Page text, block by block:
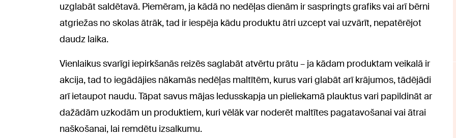
uzglabāt saldētavā. Piemēram, ja kādā no nedēļas dienām ir saspringts grafiks vai arī bērni
atgriežas no skolas ātrāk, tad ir iespēja kādu produktu ātri uzcept vai uzvārīt, nepatērējot
daudz laika.
Vienlaikus svarīgi iepirkšanās reizēs saglabāt atvērtu prātu – ja kādam produktam veikalā ir
akcija, tad to iegādājies nākamās nedēļas maltītēm, kurus vari glabāt arī krājumos, tādējādi
arī ietaupot naudu. Tāpat savus mājas ledusskapja un pieliekamā plauktus vari papildināt ar
dažādām uzkodām un produktiem, kuri vēlāk var noderēt maltītes pagatavošanai vai ātrai
naškošanai, lai remdētu izsalkumu.